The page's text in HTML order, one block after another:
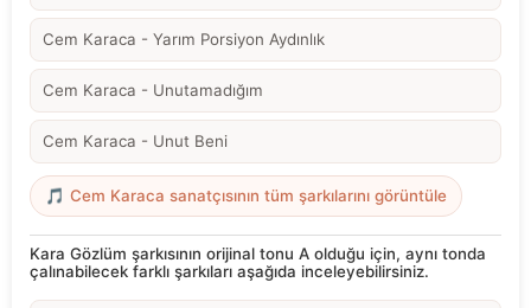
Cem Karaca - Yarım Porsiyon Aydınlık
Cem Karaca - Unutamadığım
Cem Karaca - Unut Beni
🎵 Cem Karaca sanatçısının tüm şarkılarını görüntüle
Kara Gözlüm şarkısının orijinal tonu A olduğu için, aynı tonda
çalınabilecek farklı şarkıları aşağıda inceleyebilirsiniz.